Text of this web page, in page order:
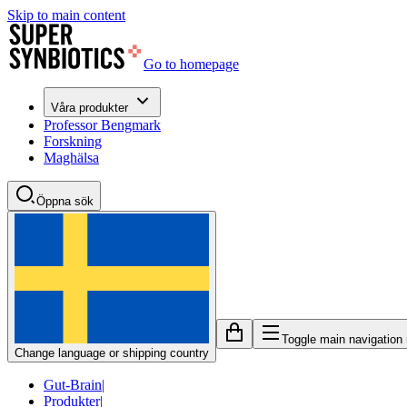
Skip to main content
Go to homepage
Våra produkter
Professor Bengmark
Forskning
Maghälsa
Öppna sök
Change language or shipping country
Toggle main navigation
Gut-Brain|
Produkter|